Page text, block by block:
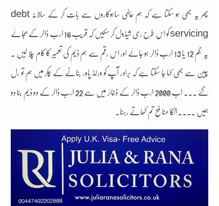
پھر یہ بھی ہو سکتا ہے کہ ہم عالمی ساہوکاروں سے بات کر کے سالانہ debt
servicing کو اس طرح ری شیڈول کر سکیں کہ قریب 16 ارب ڈالر کے بجائے
یہ حجم 12 یا 13 ارب ڈالر ہو جائے اور اس رقم سے ہم ڈیم کی تعمیر کا کام چلا لیں ۔
چین سے بھی کہا جا سکتا ہے کہ برادر آپ کو ورلڈ پاور بنانے کے چکر میں ہم تو رل
گئے ۔۔۔ اب 2000 ارب ڈالر کے ذخائر میں سے 22 ارب ڈالر کے دو ڈیم بنا دو
ہمیں ۔۔۔۔ انکا منافع تم کھاتے رہنا۔